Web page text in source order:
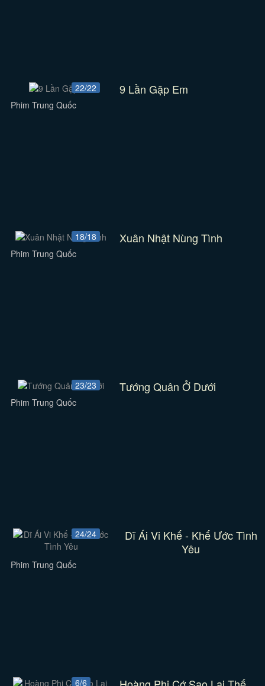
22/22 9 Lần Gặp Em
Phim Trung Quốc
18/18 Xuân Nhật Nùng Tình
Phim Trung Quốc
23/23 Tướng Quân Ở Dưới
Phim Trung Quốc
24/24
Dĩ Ái Vi Khế - Khế Ước Tình
Yêu
Phim Trung Quốc
6/6